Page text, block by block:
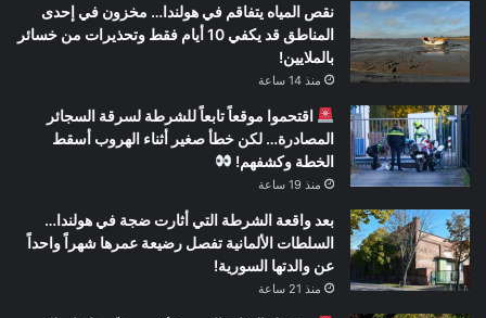
نقص المياه يتفاقم في هولندا… مخزون في إحدى
المناطق قد يكفي 10 أيام فقط وتحذيرات من خسائر
بالملايين!
منذ 14 ساعة
اقتحموا موقعاً تابعاً للشرطة لسرقة السجائر
المصادرة… لكن خطأ صغير أثناء الهروب أسقط
الخطة وكشفهم!
منذ 19 ساعة
بعد واقعة الشرطة التي أثارت ضجة في هولندا…
السلطات الألمانية تفصل رضيعة عمرها شهراً واحداً
عن والدتها السورية!
منذ 21 ساعة